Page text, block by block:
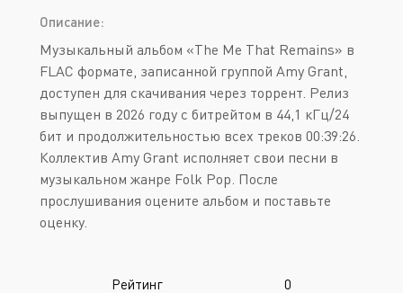
Описание:
Музыкальный альбом «The Me That Remains» в
FLAC формате, записанной группой Amy Grant,
доступен для скачивания через торрент. Релиз
выпущен в 2026 году с битрейтом в 44,1 кГц/24
бит и продолжительностью всех треков 00:39:26.
Коллектив Amy Grant исполняет свои песни в
музыкальном жанре Folk Pop. После
прослушивания оцените альбом и поставьте
оценку.
Рейтинг 0